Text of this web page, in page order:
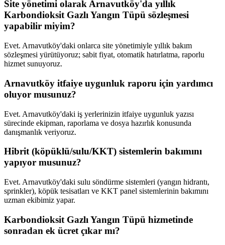
Site yönetimi olarak Arnavutköy'da yıllık
Karbondioksit Gazlı Yangın Tüpü sözleşmesi
yapabilir miyim?
Evet. Arnavutköy'daki onlarca site yönetimiyle yıllık bakım
sözleşmesi yürütüyoruz; sabit fiyat, otomatik hatırlatma, raporlu
hizmet sunuyoruz.
Arnavutköy itfaiye uygunluk raporu için yardımcı
oluyor musunuz?
Evet. Arnavutköy'daki iş yerlerinizin itfaiye uygunluk yazısı
sürecinde ekipman, raporlama ve dosya hazırlık konusunda
danışmanlık veriyoruz.
Hibrit (köpüklü/sulu/KKT) sistemlerin bakımını
yapıyor musunuz?
Evet. Arnavutköy'daki sulu söndürme sistemleri (yangın hidrantı,
sprinkler), köpük tesisatları ve KKT panel sistemlerinin bakımını
uzman ekibimiz yapar.
Karbondioksit Gazlı Yangın Tüpü hizmetinde
sonradan ek ücret çıkar mı?